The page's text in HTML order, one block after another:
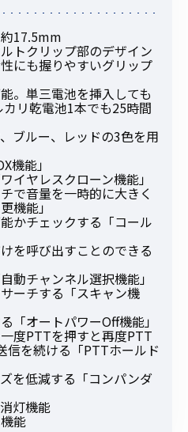
17.5mm
トクリップ部のデザイン
にも握りやすいグリップ
。単三電池を挿入しても
リ乾電池1本でも25時間
ブルー、レッドの3色を用
機能」
イヤレスクローン機能」
で音量を一時的に大きく
機能」
かチェックする「コール
を呼び出すことのできる
動チャンネル選択機能」
ーチする「スキャン機
「オートパワーOff機能」
度PTTを押すと再度PTT
信を続ける「PTTホールド
を低減する「コンパンダ
灯機能
能